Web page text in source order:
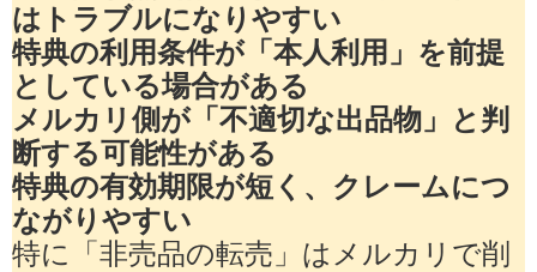
はトラブルになりやすい
特典の利用条件が「本人利用」を前提
としている場合がある
メルカリ側が「不適切な出品物」と判
断する可能性がある
特典の有効期限が短く、クレームにつ
ながりやすい
特に「非売品の転売」はメルカリで削